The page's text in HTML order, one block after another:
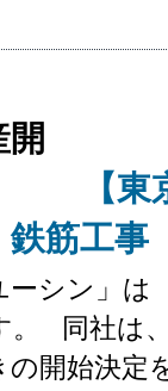
【
筋工事
ーシン」
。 同社は
の開始決定